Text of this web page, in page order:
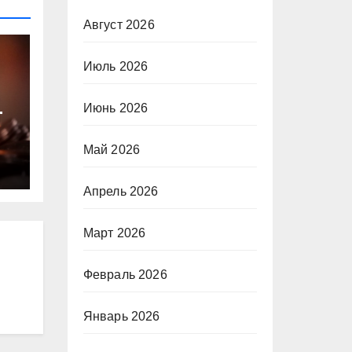
Август 2026
Июль 2026
Июнь 2026
Май 2026
Апрель 2026
Март 2026
Февраль 2026
Январь 2026